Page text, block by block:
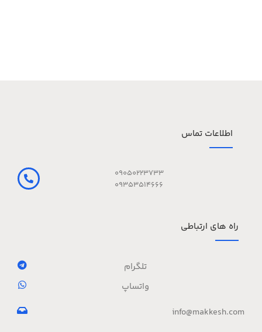
اطلاعات تماس
09050223733
09353514666
راه های ارتباطی
تلگرام
واتساپ
info@makkesh.com